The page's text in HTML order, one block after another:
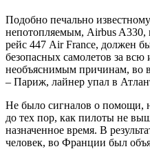
Подобно печально известному
непотопляемым, Airbus
рейс 447 Air France, должен
безопасных самолетов за
необъяснимым причинам, во
– Париж, лайнер упал в
Не было сигналов о помощи,
до тех пор, как пилоты не
назначенное время. В
человек, во Франции был